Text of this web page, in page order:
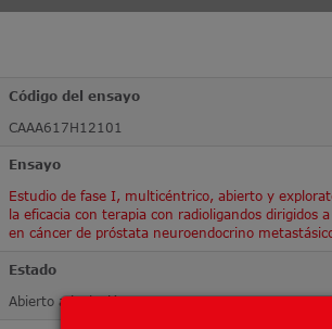
Código del ensayo
CAAA617H12101
Ensayo
Estudio de fase I, multicéntrico, abierto y
la eficacia con terapia con radioligandos dirigidos a
en cáncer de próstata neuroendocrino
Estado
Abierto a inclusión